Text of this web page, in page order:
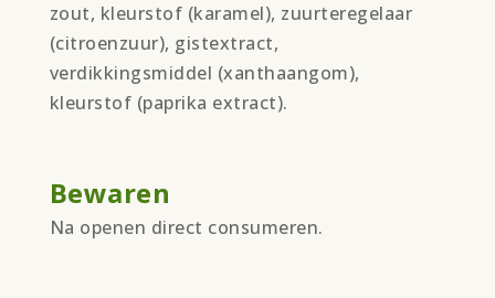
zout, kleurstof (karamel), zuurteregelaar
(citroenzuur), gistextract,
verdikkingsmiddel (xanthaangom),
kleurstof (paprika extract).
Bewaren
Na openen direct consumeren.